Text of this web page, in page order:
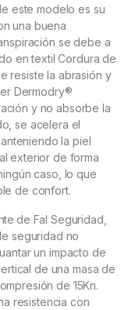
este modelo es su
una buena
se debe a
en textil Cordura de
resiste la abrasión y
Dermodry®
y no absorbe la
se acelera el
la piel
exterior de forma
caso, lo que
de confort.
de Fal Seguridad,
seguridad no
un impacto de
de una masa de
de 15Kn.
resistencia con